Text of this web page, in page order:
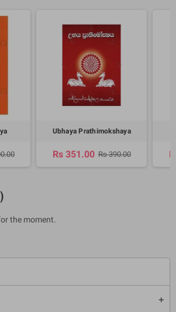
add
Ubhaya Prathimokshaya
Rs 351.00 Rs 390.00
the moment.